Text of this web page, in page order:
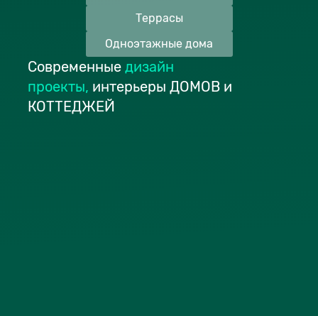
Террасы
Одноэтажные дома
Современные дизайн
проекты, интерьеры ДОМОВ и
КОТТЕДЖЕЙ